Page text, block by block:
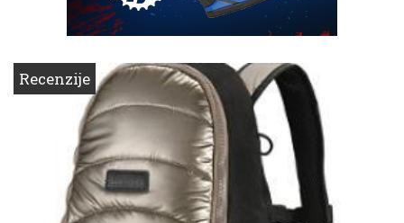
Recenzije